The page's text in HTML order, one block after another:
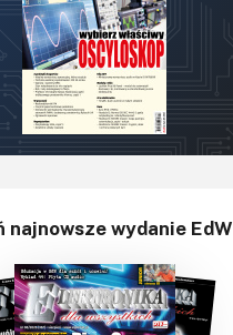
najnowsze wydanie EdW